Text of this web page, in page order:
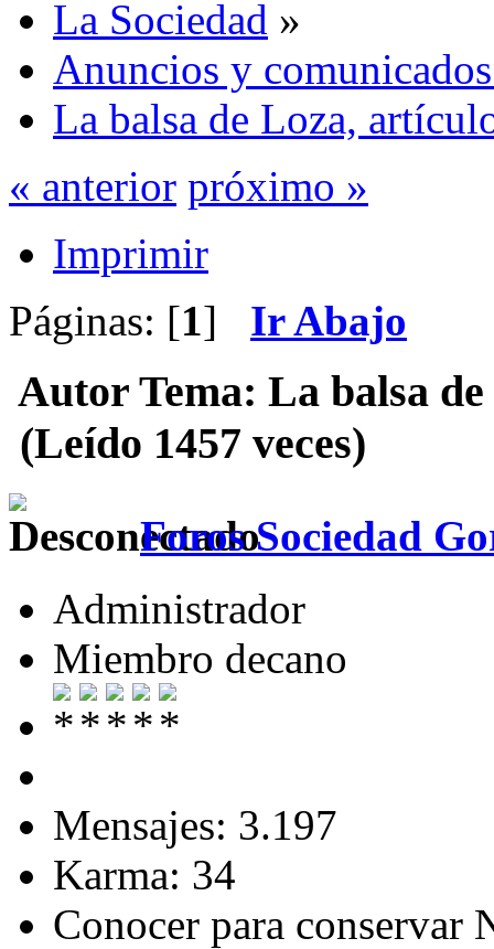
La Sociedad »
Anuncios y
La balsa de Loza,
« anterior próximo »
Imprimir
Páginas: [1] Ir Abajo
Autor Tema: La balsa
(Leído 1457 veces)
Foros Sociedad
Administrador
Miembro decano
Mensajes: 3.197
Karma: 34
Conocer para conservar